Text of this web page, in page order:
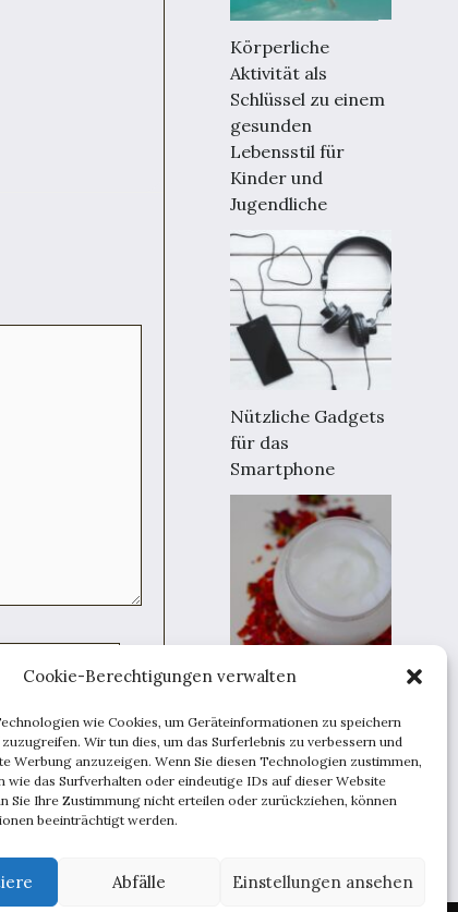
Cookie-Berechtigungen verwalten
wie Cookies, um Geräteinformationen zu speichern
Wir tun dies, um das Surferlebnis zu verbessern und
Werbung anzuzeigen. Wenn Sie diesen Technologien zustimmen,
wie das Surfverhalten oder eindeutige IDs auf dieser Website
Sie Ihre Zustimmung nicht erteilen oder zurückziehen, können
beeinträchtigt werden.
Abfälle Einstellungen ansehen
Körperliche
Aktivität als
Schlüssel zu einem
gesunden
Lebensstil für
Kinder und
Jugendliche
Nützliche Gadgets
für das
Smartphone
So pflegen Sie Ihre
auszusehen